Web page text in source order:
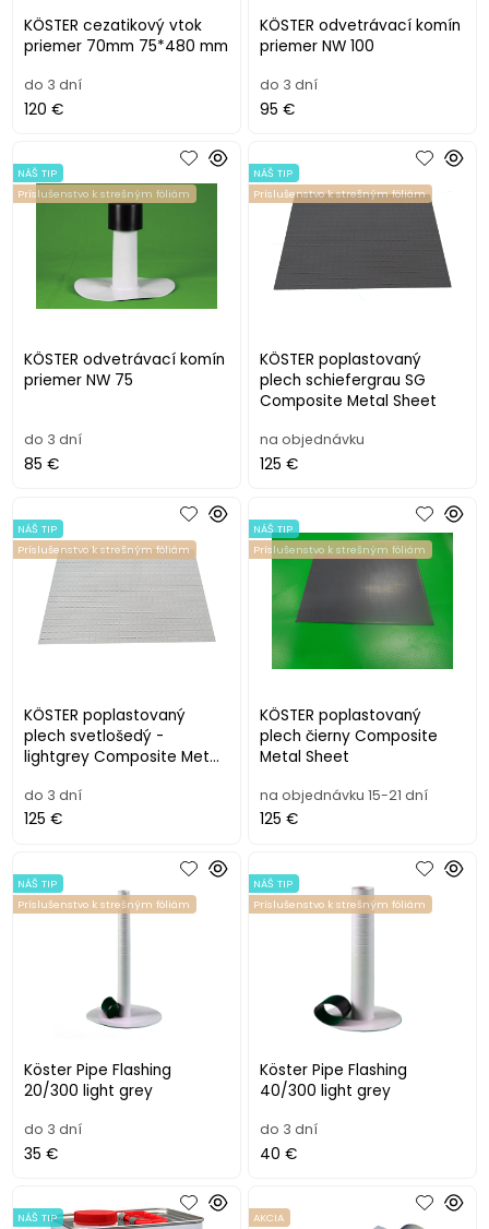
KÖSTER cezatikový vtok
priemer 70mm 75*480 mm
do 3 dní
120 €
KÖSTER odvetrávací komín
priemer NW 100
do 3 dní
95 €
KÖSTER odvetrávací komín
priemer NW 75
NÁŠ TIP
Príslušenstvo k strešným fóliám
do 3 dní
85 €
KÖSTER poplastovaný
plech schiefergrau SG
Composite Metal Sheet
NÁŠ TIP
Príslušenstvo k strešným fóliám
na objednávku
125 €
KÖSTER poplastovaný
plech svetlošedý -
lightgrey Composite Metal
NÁŠ TIP
Príslušenstvo k strešným fóliám
do 3 dní
125 €
KÖSTER poplastovaný
plech čierny Composite
Metal Sheet
NÁŠ TIP
Príslušenstvo k strešným fóliám
na objednávku 15-21 dní
125 €
Köster Pipe Flashing
20/300 light grey
NÁŠ TIP
Príslušenstvo k strešným fóliám
do 3 dní
35 €
Köster Pipe Flashing
40/300 light grey
NÁŠ TIP
Príslušenstvo k strešným fóliám
do 3 dní
40 €
NÁŠ TIP AKCIA